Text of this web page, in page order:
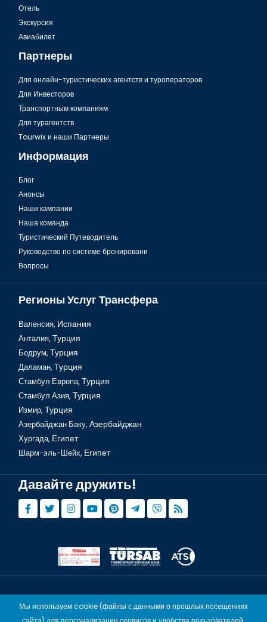
Мечеть Аль-Мина и коптский собор Св.Шенуда
Отель
Экскурсия
Авиабилет
Партнеры
Для онлайн-туристических агентств и туроператоров
Для Инвесторов
Транспортным компаниям
Для турагентств
Tourwix и наши Партнеры
Информация
Блог
Анонсы
Наши кампании
Наша команда
Туристический Путеводитель
Руководство по системе бронировани
Вопросы
Регионы Услуг Трансфера
Валенсия, Испания
Анталия, Турция
Бодрум, Турция
Даламан, Турция
Стамбул Европа, Турция
Стамбул Азия, Турция
Измир, Турция
Азербайджан Баку, Азербайджан
Хургада, Египет
Шарм-эль-Шейх, Египет
Давайте дружить!
© Copyright 2015 - 2026,Tourwix.de
Artmodern UG (Haftungsbeschränkt) Действует в соответствии
Мы используем cookie (файлы с данными о прошлых посещениях